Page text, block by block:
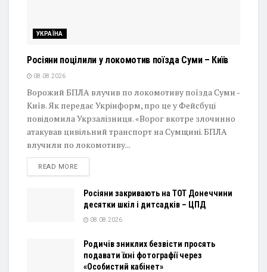
УКРАЇНА
Росіяни поцілили у локомотив поїзда Суми – Київ
08.08.2026
Ворожий БПЛА влучив по локомотиву поїзда Суми -
Київ. Як передає Укрінформ, про це у Фейсбуці
повідомила Укрзалізниця. «Ворог вкотре злочинно
атакував цивільний транспорт на Сумщині. БПЛА
влучили по локомотиву...
READ MOREDETAILS
Росіяни закривають на ТОТ Донеччини
десятки шкіл і дитсадків – ЦПД
08.08.2026
Родичів зниклих безвісти просять
подавати їхні фотографії через
«Особистий кабінет»